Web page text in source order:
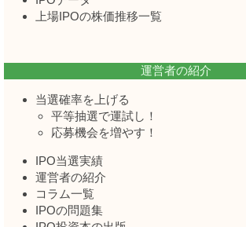
上場IPOの株価推移一覧
運営者の紹介
当選確率を上げる
平等抽選で運試し！
応募機会を増やす！
IPO当選実績
運営者の紹介
コラム一覧
IPOの問題集